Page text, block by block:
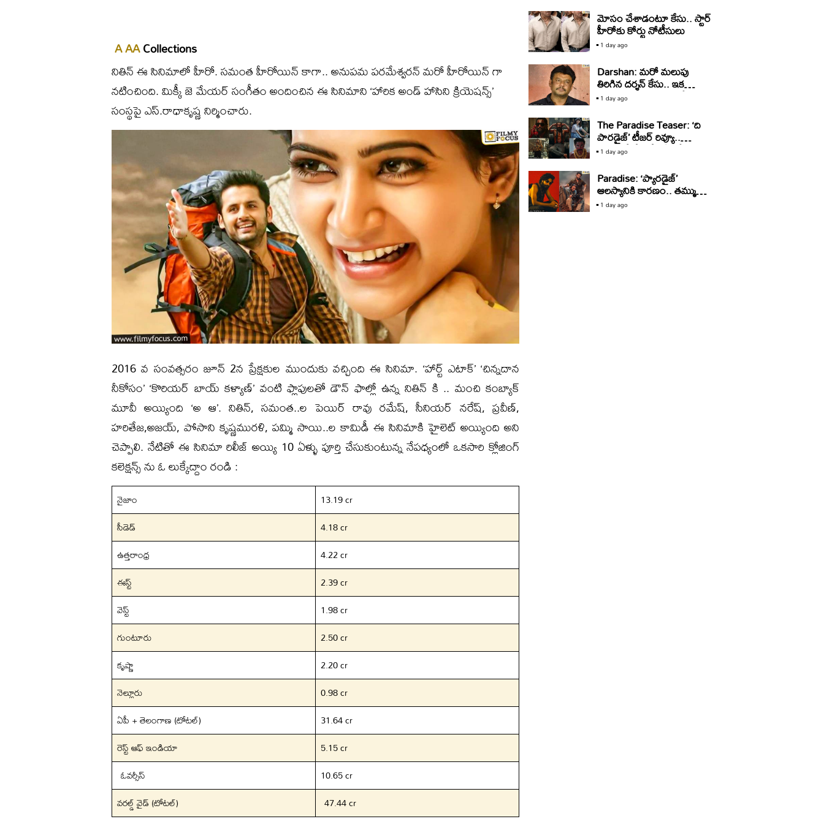
A AACollections
నితిన్ ఈ సినిమాలో హీరో. సమంత హీరోయిన్ కాగా.. అనుపమ పరమేశ్వరన్ మరో హీరోయిన్ గా
నటించింది. మిక్కీ జె మేయర్ సంగీతం అందించిన ఈ సినిమాని ‘హారిక అండ్ హాసిని క్రియెషన్స్’
సంస్థపై ఎస్.రాధాకృష్ణ నిర్మించారు.
2016 వ సంవత్సరం జూన్ 2న ప్రేక్షకుల ముందుకు వచ్చింది ఈ సినిమా. ‘హార్ట్ ఎటాక్’ ‘చిన్నదాన
నీకోసం’ ‘కొరియర్ బాయ్ కళ్యాణ్’ వంటి ఫ్లాపులతో డౌన్ ఫాల్లో ఉన్న నితిన్ కి .. మంచి కంబ్యాక్
మూవీ అయ్యింది ‘అ ఆ’. నితిన్, సమంత..ల పెయిర్ రావు రమేష్, సీనియర్ నరేష్, ప్రవీణ్,
హరితేజ,అజయ్, పోసాని కృష్ణమురళి, పమ్మి సాయి..ల కామిడీ ఈ సినిమాకి హైలెట్ అయ్యింది అని
చెప్పాలి. నేటితో ఈ సినిమా రిలీజ్ అయ్యి 10 ఏళ్ళు పూర్తి చేసుకుంటున్న నేపధ్యంలో ఒకసారి క్లోజింగ్
కలెక్షన్స్ ను ఓ లుక్కేద్దాం రండి :
నైజాం
13.19 cr
సీడెడ్
4.18 cr
ఉత్తరాంధ్ర
4.22 cr
ఈస్ట్
2.39 cr
వెస్ట్
1.98 cr
గుంటూరు
2.50 cr
కృష్ణా
2.20 cr
నెల్లూరు
0.98 cr
ఏపీ + తెలంగాణ (టోటల్)
31.64 cr
రెస్ట్ ఆఫ్ ఇండియా
5.15 cr
ఓవర్సీస్
10.65 cr
వరల్డ్ వైడ్ (టోటల్)
47.44 cr
మోసం చేశాడంటూ కేసు.. స్టార్‌
హీరోకు కోర్టు నోటీసులు
1 day ago
Darshan: మరో మలుపు
తిరిగిన దర్శన్‌ కేసు.. ఇక
బయటకు రావడం కష్టమేనా?
1 day ago
The Paradise Teaser: ‘ది
పారడైజ్’ టీజర్ రివ్యూ..
తగలబడే రేంజ్లో ఏమీ లేదు!
1 day ago
Paradise: ‘ప్యారడైజ్‌’
ఆలస్యానికి కారణం.. తమ్ముడి
కోసం అన్న రావడమా?
1 day ago